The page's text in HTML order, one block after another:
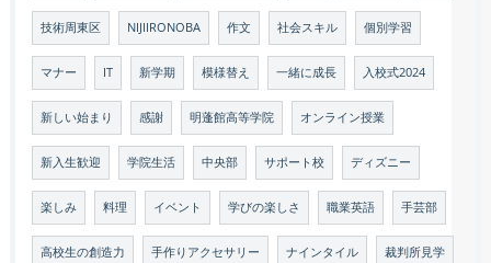
技術周東区 NIJIIRONOBA 作文 社会スキル 個別学習
マナー IT 新学期 模様替え 一緒に成長 入校式2024
新しい始まり 感謝 明蓬館高等学院 オンライン授業
新入生歓迎 学院生活 中央部 サポート校 ディズニー
楽しみ 料理 イベント 学びの楽しさ 職業英語 手芸部
高校生の創造力 手作りアクセサリー ナインタイル 裁判所見学